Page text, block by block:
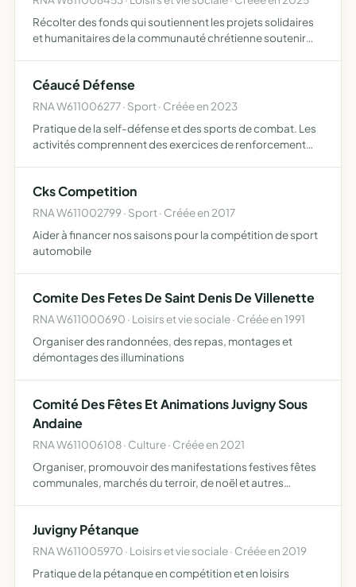
Récolter des fonds qui soutiennent les projets solidaires
et humanitaires de la communauté chrétienne soutenir
Céaucé Défense
RNA W611006277 · Sport · Créée en 2023
Pratique de la self-défense et des sports de combat. Les
activités comprennent des exercices de renforcement
Cks Competition
RNA W611002799 · Sport · Créée en 2017
Aider à financer nos saisons pour la compétition de sport
automobile
Comite Des Fetes De Saint Denis De Villenette
RNA W611000690 · Loisirs et vie sociale · Créée en 1991
Organiser des randonnées, des repas, montages et
démontages des illuminations
Comité Des Fêtes Et Animations Juvigny Sous
Andaine
RNA W611006108 · Culture · Créée en 2021
Organiser, promouvoir des manifestations festives fêtes
communales, marchés du terroir, de noël et autres
d'Andaine e…
Juvigny Pétanque
RNA W611005970 · Loisirs et vie sociale · Créée en 2019
Pratique de la pétanque en compétition et en loisirs